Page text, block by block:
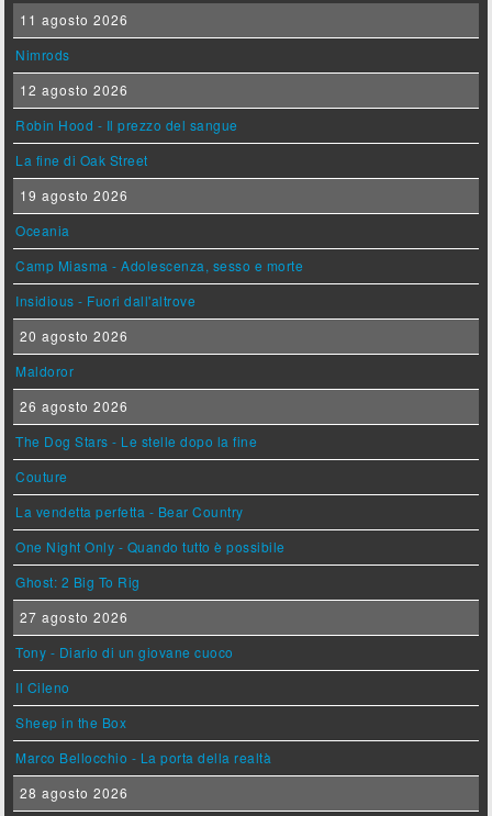
11 agosto 2026
Nimrods
12 agosto 2026
Robin Hood - Il prezzo del sangue
La fine di Oak Street
19 agosto 2026
Oceania
Camp Miasma - Adolescenza, sesso e morte
Insidious - Fuori dall'altrove
20 agosto 2026
Maldoror
26 agosto 2026
The Dog Stars - Le stelle dopo la fine
Couture
La vendetta perfetta - Bear Country
One Night Only - Quando tutto è possibile
Ghost: 2 Big To Rig
27 agosto 2026
Tony - Diario di un giovane cuoco
Il Cileno
Sheep in the Box
Marco Bellocchio - La porta della realtà
28 agosto 2026